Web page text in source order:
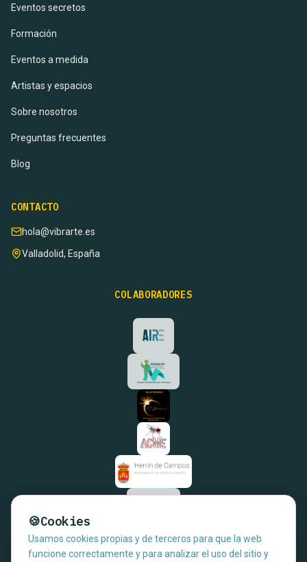
Eventos secretos
Formación
Eventos a medida
Artistas y espacios
Sobre nosotros
Preguntas frecuentes
Blog
CONTACTO
hola@vibrarte.es
Valladolid, España
COLABORADORES
🍪Cookies
Usamos cookies propias y de terceros para que la web
funcione correctamente y para analizar el uso del sitio y